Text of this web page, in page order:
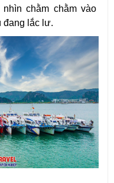
chằm chằm vào
đang lắc lư.